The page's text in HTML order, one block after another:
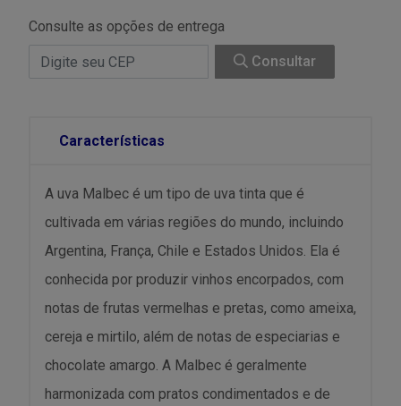
Consulte as opções de entrega
Consultar
Características
A uva Malbec é um tipo de uva tinta que é
cultivada em várias regiões do mundo, incluindo
Argentina, França, Chile e Estados Unidos. Ela é
conhecida por produzir vinhos encorpados, com
notas de frutas vermelhas e pretas, como ameixa,
cereja e mirtilo, além de notas de especiarias e
chocolate amargo. A Malbec é geralmente
harmonizada com pratos condimentados e de